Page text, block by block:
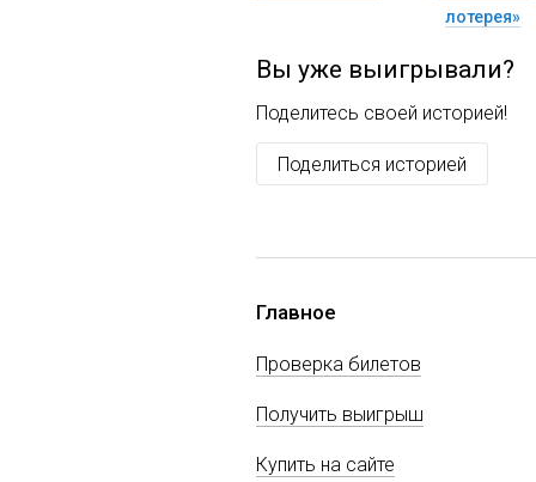
лотерея»
Вы уже выигрывали?
Поделитесь своей историей!
Поделиться историей
Главное
Проверка билетов
Получить выигрыш
Купить на сайте